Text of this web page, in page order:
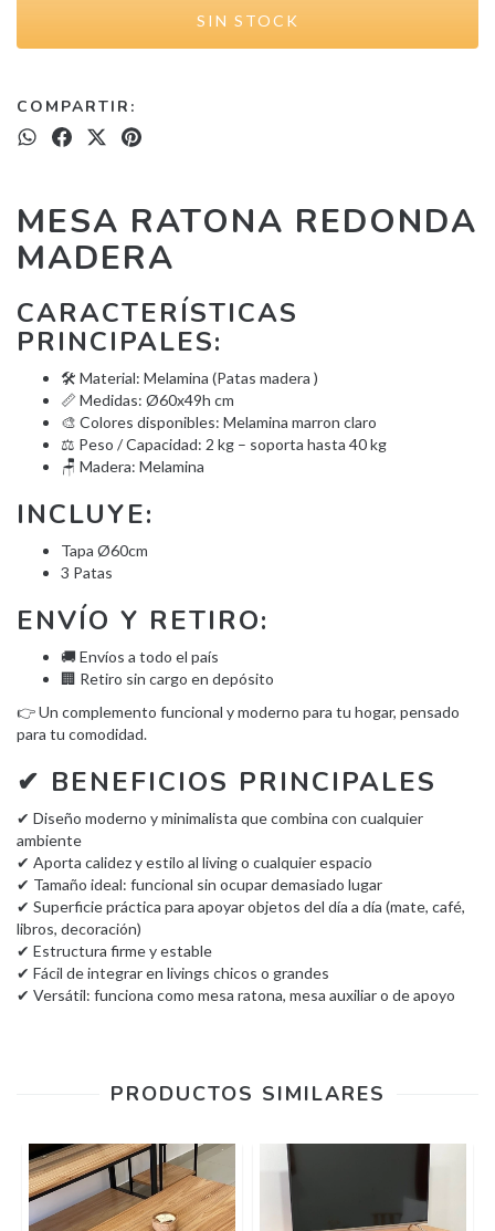
COMPARTIR:
MESA RATONA REDONDA
MADERA
CARACTERÍSTICAS
PRINCIPALES:
🛠️ Material: Melamina (Patas madera )
📏 Medidas: Ø60x49h cm
🎨 Colores disponibles: Melamina marron claro
⚖️ Peso / Capacidad: 2 kg – soporta hasta 40 kg
🪑 Madera: Melamina
INCLUYE:
Tapa Ø60cm
3 Patas
ENVÍO Y RETIRO:
🚚 Envíos a todo el país
🏢 Retiro sin cargo en depósito
👉 Un complemento funcional y moderno para tu hogar, pensado
para tu comodidad.
✔ BENEFICIOS PRINCIPALES
✔ Diseño moderno y minimalista que combina con cualquier
ambiente
✔ Aporta calidez y estilo al living o cualquier espacio
✔ Tamaño ideal: funcional sin ocupar demasiado lugar
✔ Superficie práctica para apoyar objetos del día a día (mate, café,
libros, decoración)
✔ Estructura firme y estable
✔ Fácil de integrar en livings chicos o grandes
✔ Versátil: funciona como mesa ratona, mesa auxiliar o de apoyo
PRODUCTOS SIMILARES